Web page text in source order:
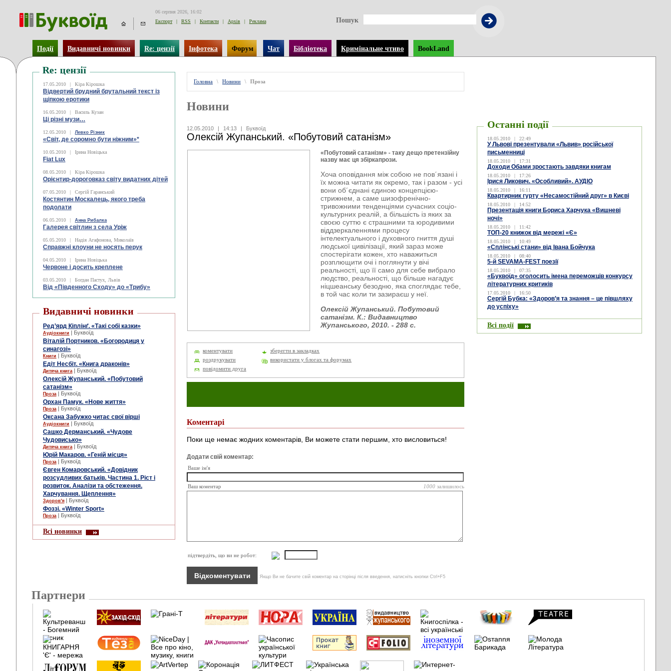
06 серпня 2026, 16:02
Експорт
| RSS | Контакти | Архів | Реклама Пошук
Події Видавничі новинки Re: цензії Інфотека Форум Чат Бібліотека Кримінальне чтиво BookLand
Re: цензії
17.05.2010 | Кіра Кірошка
Відвертий брудний брутальний текст із
щіпкою еротики
16.05.2010 | Василь Кузан
Ці різні музи…
12.05.2010 | Левко Різник
«Світ, де соромно бути ніжним»*
10.05.2010 | Ірина Новіцька
Fiat Lux
08.05.2010 | Кіра Кірошка
Орієнтир-дороговказ світу видатних дітей
07.05.2010 | Сергій Гаранський
Костянтин Москалець, якого треба
подолати
06.05.2010 | Анна Рибалка
Галерея світлин з села Уріж
05.05.2010 | Надія Агафонова, Миколаїв
Справжні клоуни не носять перук
04.05.2010 | Ірина Новіцька
Червоне і досить креплене
03.05.2010 | Богдан Пастух, Львів
Від «Південного Сходу» до «Трибу»
Видавничі новинки
Ред’ярд Кіплінґ. «Такі собі казки»
Аудіокниги | Буквоїд
Віталій Портников. «Богородиця у
синагозі»
Книги | Буквоїд
Едіт Несбіт. «Книга драконів»
Дитяча книга | Буквоїд
Олексій Жупанський. «Побутовий
сатанізм»
Проза | Буквоїд
Орхан Памук. «Нове життя»
Проза | Буквоїд
Оксана Забужко читає свої вірші
Аудіокниги | Буквоїд
Сашко Дерманський. «Чудове
Чудовисько»
Дитяча книга | Буквоїд
Юрій Макаров. «Геній місця»
Проза | Буквоїд
Євген Комаровський. «Довідник
розсудливих батьків. Частина 1. Ріст і
розвиток. Аналізи та обстеження.
Харчування. Щеплення»
Здоров'я | Буквоїд
Фоззі. «Winter Sport»
Проза | Буквоїд
Всі новинки
Головна \ Новини \ Проза
Новини
12.05.2010 | 14:13 | Буквоїд
Олексій Жупанський. «Побутовий сатанізм»
«Побутовий сатанізм» - таку дещо претензійну
назву має ця збіркапрози.
Хоча оповідання між собою не пов´язані і
їх можна читати як окремо, так і разом - усі
вони об´єднані єдиною концепцією-
стрижнем, а саме шизофренічно-
тривожними тенденціями сучасних соціо-
культурних реалій, а більшість із яких за
своєю суттю є страшними та юродивими
віддзеркаленнями процесу
інтелектуального і духовного гниття душі
людської цивілізації, який зараз може
спостерігати кожен, хто наважиться
розплющити очі і поглянути у вічі
реальності, що її само для себе вибрало
людство, реальності, що більше нагадує
ніцшеанську безодню, яка споглядає тебе,
в той час коли ти зазираєш у неї.
Олексій Жупанський. Побутовий
сатанізм. К.: Видавництво
Жупанського, 2010. - 288 с.
коментувати
зберегти в закладках
роздрукувати
використати у блогах та форумах
повідомити друга
Коментарі
Поки ще немає жодних коментарів, Ви можете стати першим, хто висловиться!
Додати свій коментар:
Ваше ім'я
1000 залишилось
Ваш коментар
підтвердіть, що ви не робот:
Якщо Ви не бачите свій коментар на сторінці після введення, натисніть кнопки Ctrl+F5
Останні події
18.05.2010 | 22:49
У Львові презентували «Львив» російської
письменниці
18.05.2010 | 17:31
Доходи Обами зростають завдяки книгам
18.05.2010 | 17:26
Ірися Ликович. «Особливий». АУДІО
18.05.2010 | 16:11
Квартирник гурту «Несамостійний друг» в Києві
18.05.2010 | 14:52
Презентація книги Бориса Харчука «Вишневі
ночі»
18.05.2010 | 11:42
ТОП-20 книжок від мережі «Є»
18.05.2010 | 10:49
«Cплінські стани» від Івана Бойчука
18.05.2010 | 08:40
5-й SEVAMA-FEST поезії
18.05.2010 | 07:35
«Буквоїд» оголосить імена переможців конкурсу
літературних критиків
17.05.2010 | 16:50
Сергій Бубка: «Здоров’я та знання – це півшляху
до успіху»
Всі події
Партнери